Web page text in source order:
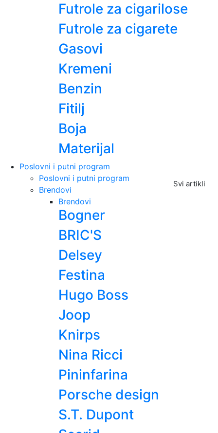
Futrole za cigarilose
Futrole za cigarete
Gasovi
Kremeni
Benzin
Fitilj
Boja
Materijal
Poslovni i putni program
Svi artikli
Poslovni i putni program
Brendovi
Brendovi
Bogner
BRIC'S
Delsey
Festina
Hugo Boss
Joop
Knirps
Nina Ricci
Pininfarina
Porsche design
S.T. Dupont